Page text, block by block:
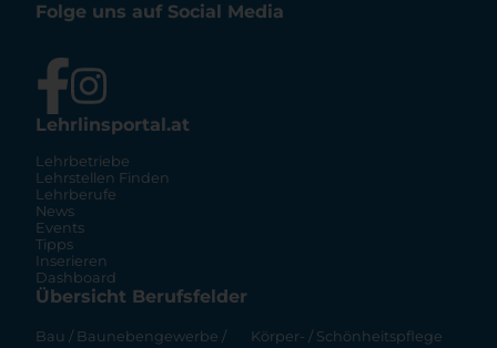
Folge uns auf Social Media
Lehrlinsportal.at
Lehrbetriebe
Lehrstellen Finden
Lehrberufe
News
Events
Tipps
Inserieren
Dashboard
Übersicht Berufsfelder
Bau / Baunebengewerbe /
Körper- / Schönheitspflege